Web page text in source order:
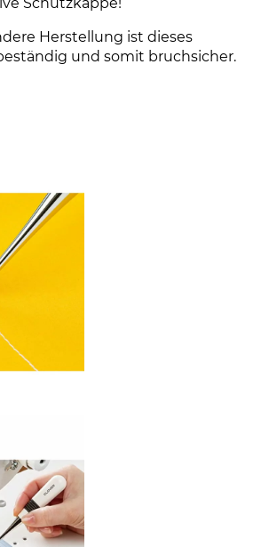
Schutzkappe!
Herstellung ist dieses
und somit bruchsicher.